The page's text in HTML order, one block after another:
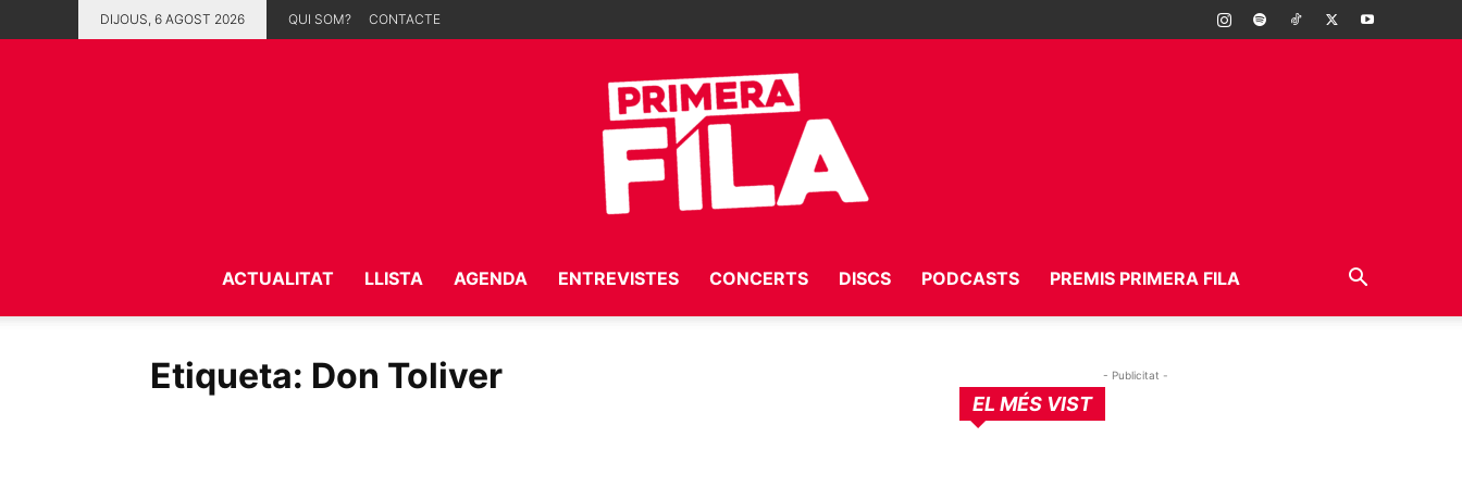
DIJOUS, 6 AGOST 2026 QUI SOM? CONTACTE
ACTUALITAT LLISTA AGENDA ENTREVISTES CONCERTS DISCS PODCASTS PREMIS PRIMERA FILA
Etiqueta: Don Toliver - Publicitat -
EL MÉS VIST